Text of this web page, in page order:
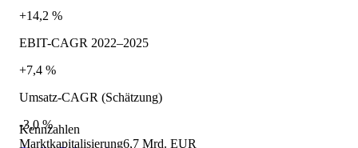
Kennzahlen
Marktkapitalisierung6,7 Mrd. EUR
+14,2 %
EBIT-CAGR 2022–2025
+7,4 %
Umsatz-CAGR (Schätzung)
-3,0 %